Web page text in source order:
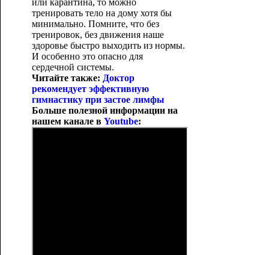
или карантина, то можно
тренировать тело на дому хотя бы
минимально. Помните, что без
тренировок, без движения наше
здоровье быстро выходить из нормы.
И особенно это опасно для
сердечной системы.
Читайте также: Доктор
рекомендует эффективную
гимнастику при застое лимфы
Больше полезной информации на
нашем канале в Youtube: